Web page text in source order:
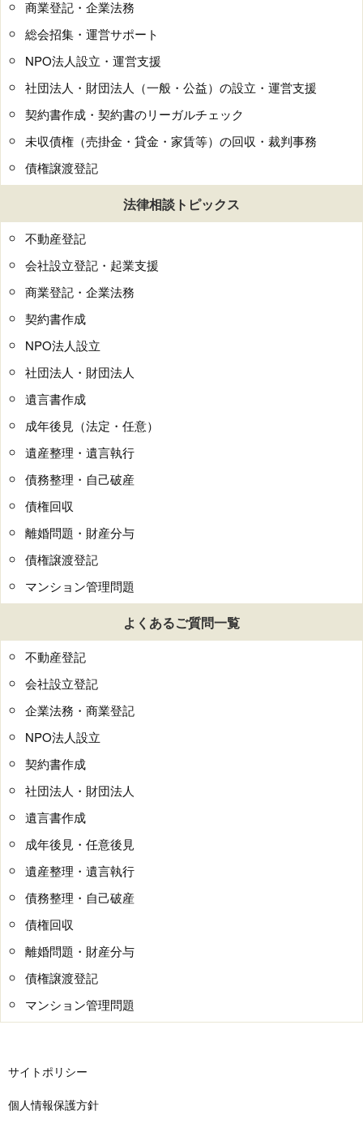
商業登記・企業法務
総会招集・運営サポート
NPO法人設立・運営支援
社団法人・財団法人（一般・公益）の設立・運営支援
契約書作成・契約書のリーガルチェック
未収債権（売掛金・貸金・家賃等）の回収・裁判事務
債権譲渡登記
法律相談トピックス
不動産登記
会社設立登記・起業支援
商業登記・企業法務
契約書作成
NPO法人設立
社団法人・財団法人
遺言書作成
成年後見（法定・任意）
遺産整理・遺言執行
債務整理・自己破産
債権回収
離婚問題・財産分与
債権譲渡登記
マンション管理問題
よくあるご質問一覧
不動産登記
会社設立登記
企業法務・商業登記
NPO法人設立
契約書作成
社団法人・財団法人
遺言書作成
成年後見・任意後見
遺産整理・遺言執行
債務整理・自己破産
債権回収
離婚問題・財産分与
債権譲渡登記
マンション管理問題
サイトポリシー
個人情報保護方針